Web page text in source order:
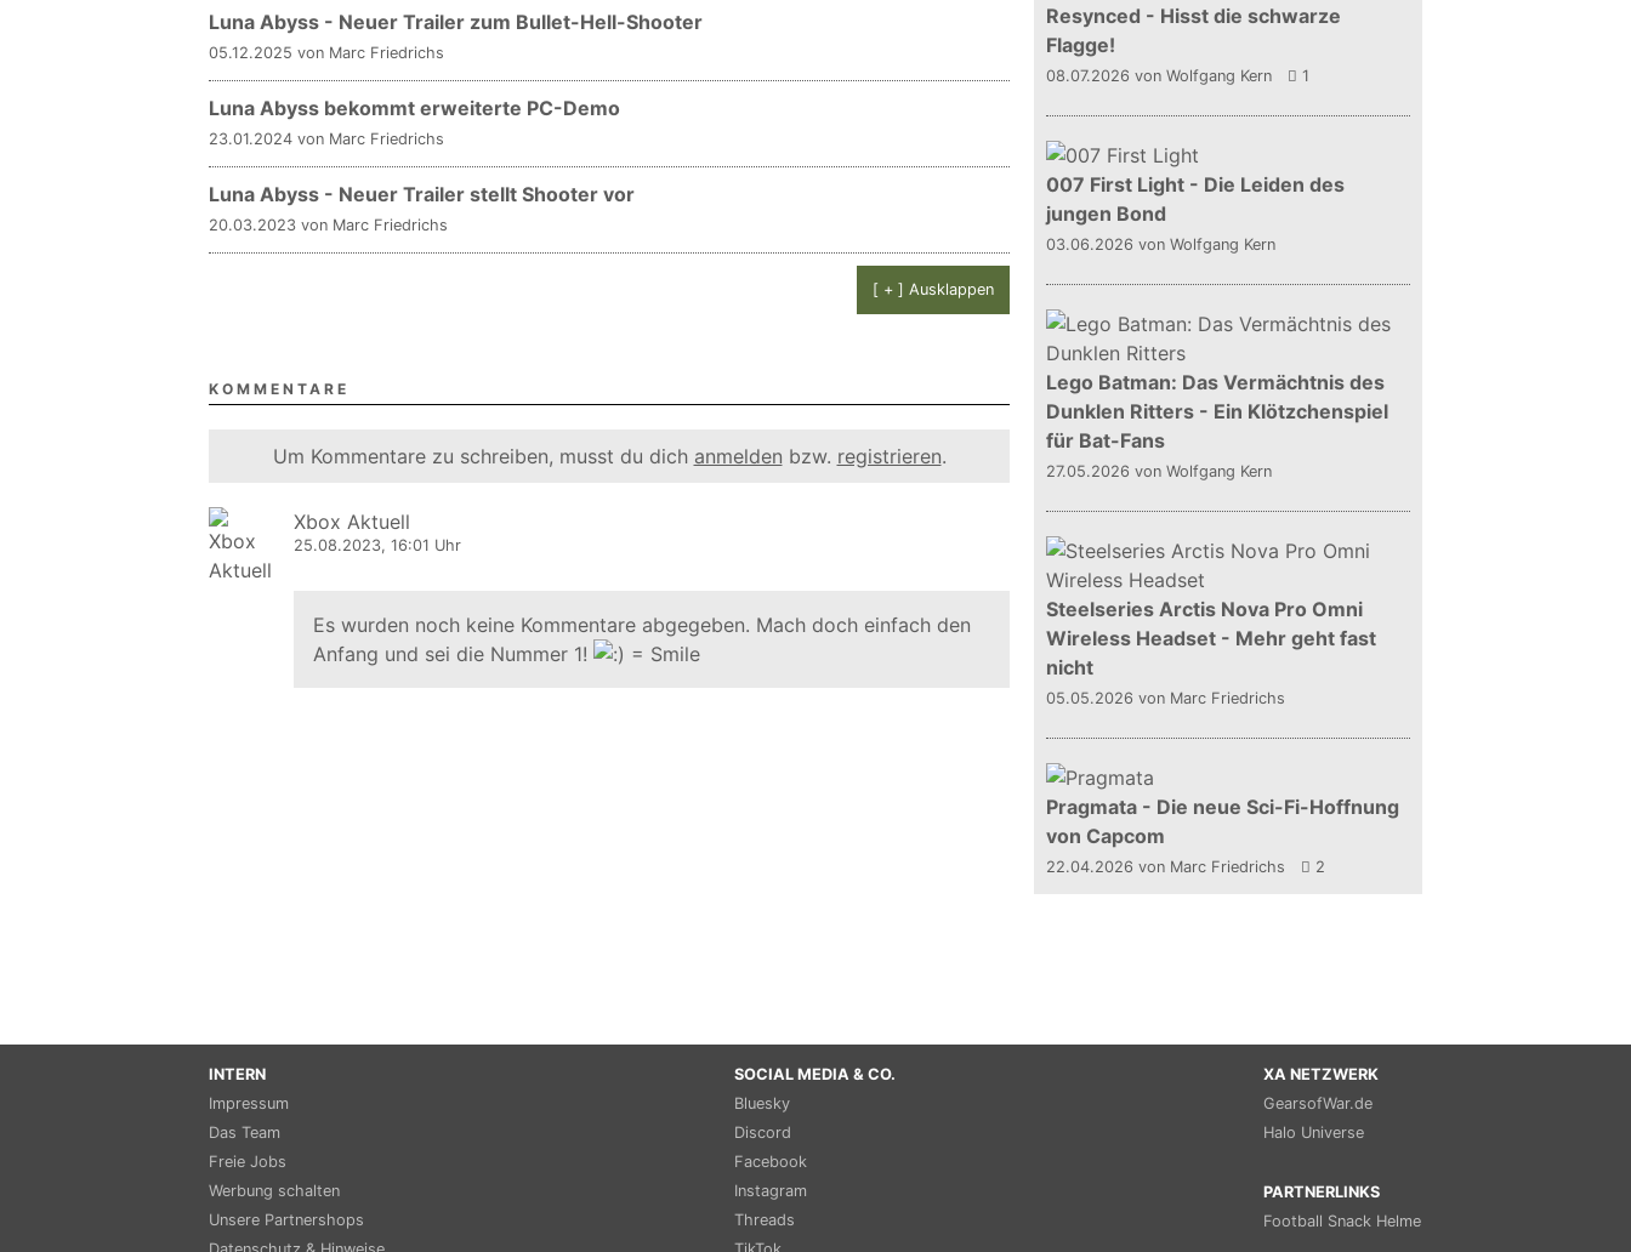
Luna Abyss - Neuer Trailer zum Bullet-Hell-Shooter
05.12.2025 von Marc Friedrichs
Luna Abyss bekommt erweiterte PC-Demo
23.01.2024 von Marc Friedrichs
Luna Abyss - Neuer Trailer stellt Shooter vor
20.03.2023 von Marc Friedrichs
[ + ] Ausklappen
KOMMENTARE
Um Kommentare zu schreiben, musst du dich anmelden bzw. registrieren.
Xbox Aktuell
25.08.2023, 16:01 Uhr
Es wurden noch keine Kommentare abgegeben. Mach doch einfach den
Anfang und sei die Nummer 1!
Resynced - Hisst die schwarze
Flagge!
08.07.2026 von Wolfgang Kern 1
007 First Light - Die Leiden des
jungen Bond
03.06.2026 von Wolfgang Kern
Lego Batman: Das Vermächtnis des
Dunklen Ritters - Ein Klötzchenspiel
für Bat-Fans
27.05.2026 von Wolfgang Kern
Steelseries Arctis Nova Pro Omni
Wireless Headset - Mehr geht fast
nicht
05.05.2026 von Marc Friedrichs
Pragmata - Die neue Sci-Fi-Hoffnung
von Capcom
22.04.2026 von Marc Friedrichs 2
INTERN
Impressum
Das Team
Freie Jobs
Werbung schalten
Unsere Partnershops
SOCIAL MEDIA & CO.
Bluesky
Discord
Facebook
Instagram
Threads
XA NETZWERK
GearsofWar.de
Halo Universe
PARTNERLINKS
Football Snack Helme